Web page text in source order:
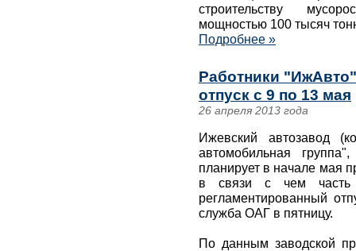
строительству
мощностью 100 тысяч
Подробнее »
Работники
отпуск с 9 по 13 мая
26 апреля 2013 года
Ижевский автозавод
автомобильная
планирует в начале мая
в связи с чем часть
регламентированный
служба ОАГ в пятницу.
По данным заводской